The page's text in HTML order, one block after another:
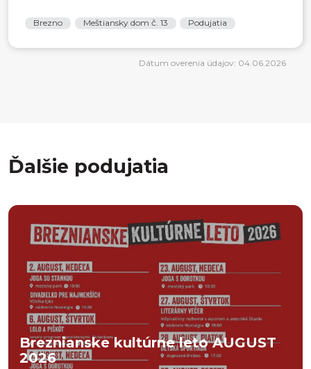
Brezno Meštiansky dom č. 13 Podujatia
Dátum overenia údajov: 04.06.2026
Ďalšie podujatia
Breznianske kultúrne leto AUGUST
2026